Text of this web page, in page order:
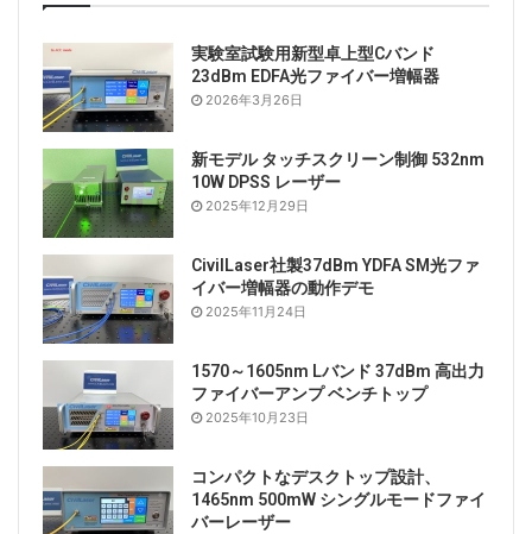
実験室試験用新型卓上型Cバンド
23dBm EDFA光ファイバー増幅器
2026年3月26日
新モデル タッチスクリーン制御 532nm
10W DPSS レーザー
2025年12月29日
CivilLaser社製37dBm YDFA SM光ファ
イバー増幅器の動作デモ
2025年11月24日
1570～1605nm Lバンド 37dBm 高出力
ファイバーアンプ ベンチトップ
2025年10月23日
コンパクトなデスクトップ設計、
1465nm 500mW シングルモードファイ
バーレーザー